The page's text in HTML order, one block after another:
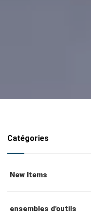
Catégories
New Items
ensembles d'outils